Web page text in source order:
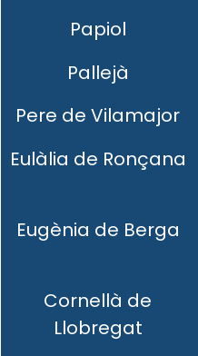
Papiol
Pallejà
Pere de Vilamajor
Eulàlia de Ronçana
Eugènia de Berga
Cornellà de
Llobregat